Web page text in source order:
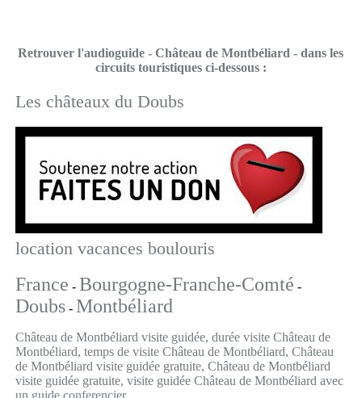
Retrouver l'audioguide - Château de Montbéliard - dans les
circuits touristiques ci-dessous :
Les châteaux du Doubs
location vacances boulouris
France - Bourgogne-Franche-Comté -
Doubs- Montbéliard
Château de Montbéliard visite guidée, durée visite Château de
Montbéliard, temps de visite Château de Montbéliard, Château
de Montbéliard visite guidée gratuite, Château de Montbéliard
visite guidée gratuite, visite guidée Château de Montbéliard avec
un guide conferencier ,